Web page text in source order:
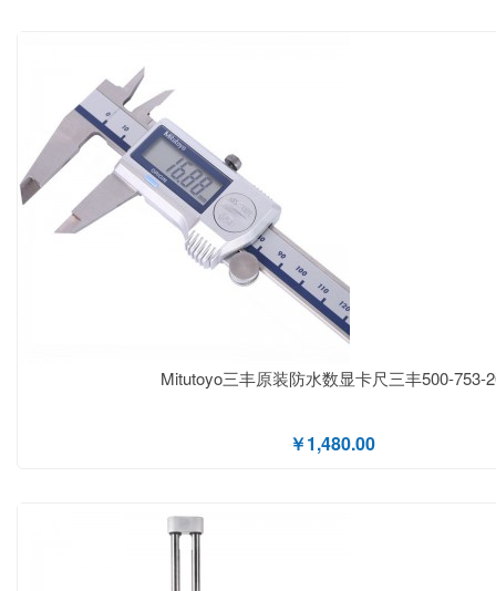
Mitutoyo三丰原装防水数显卡尺三丰500-753-
￥1,480.00